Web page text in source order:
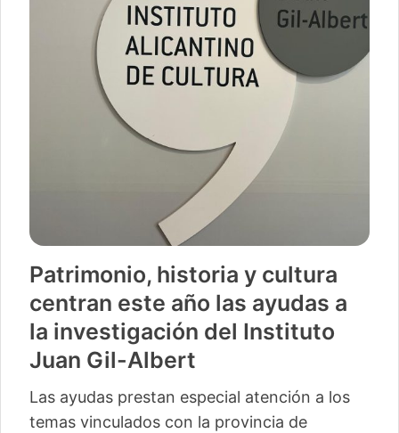
Patrimonio, historia y cultura
centran este año las ayudas a
la investigación del Instituto
Juan Gil-Albert
Las ayudas prestan especial atención a los
temas vinculados con la provincia de